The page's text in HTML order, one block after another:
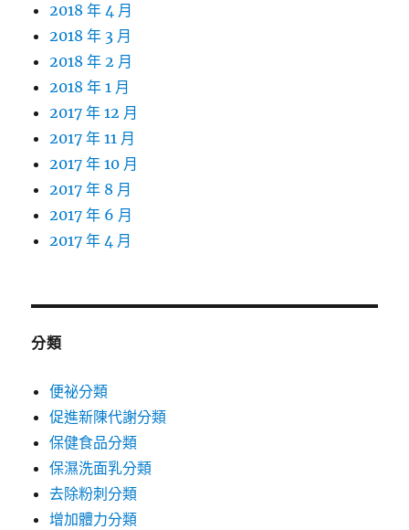
2018 年 4 月
2018 年 3 月
2018 年 2 月
2018 年 1 月
2017 年 12 月
2017 年 11 月
2017 年 10 月
2017 年 8 月
2017 年 6 月
2017 年 4 月
分類
便祕分類
促進新陳代謝分類
保健食品分類
保濕洗面乳分類
去除粉刺分類
增加體力分類